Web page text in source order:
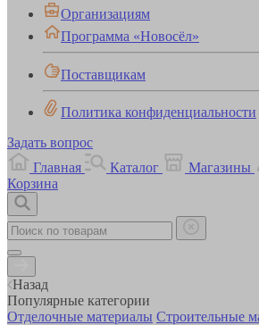
Организациям
Программа «Новосёл»
Поставщикам
Политика конфиденциальности
Задать вопрос
Главная
Каталог Магазины
Корзина
Назад
Популярные категории
Отделочные материалы Строительные